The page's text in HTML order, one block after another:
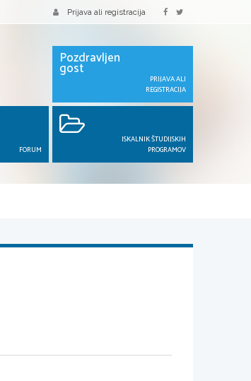
Prijava ali registracija
Pozdravljen
gost
PRIJAVA ALI
REGISTRACIJA
FORUM
ISKALNIK ŠTUDIJSKIH
PROGRAMOV